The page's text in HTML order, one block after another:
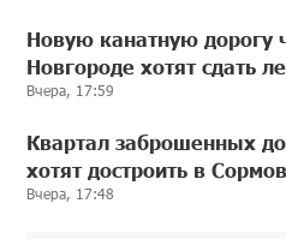
Новую канатную дорогу
Новгороде хотят сдать
Вчера, 17:59
Квартал заброшенных
хотят достроить в
Вчера, 17:48